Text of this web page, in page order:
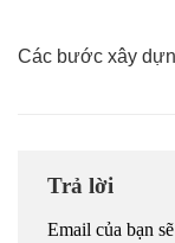
Các bước xây
Trả lời
Email của bạn